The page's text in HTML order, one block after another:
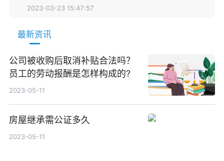
2023-03-23 15:47:57
最新资讯
公司被收购后取消补贴合法吗？
员工的劳动报酬是怎样构成的?
2023-05-11
房屋继承需公证多久
2023-05-11